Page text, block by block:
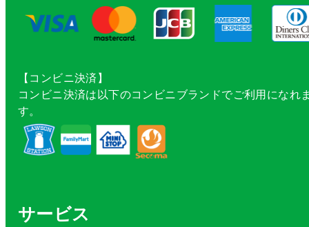
【コンビニ決済】
コンビニ決済は以下のコンビニブランドでご利用になれ
す。
サービス